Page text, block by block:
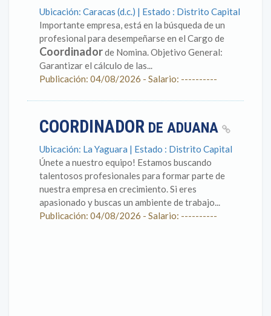
Ubicación: Caracas (d.c.) | Estado : Distrito Capital
Importante empresa, está en la búsqueda de un
profesional para desempeñarse en el Cargo de
Coordinadorde Nomina. Objetivo General:
Garantizar el cálculo de las...
Publicación: 04/08/2026 - Salario: ----------
COORDINADOR DE ADUANA
Ubicación: La Yaguara | Estado : Distrito Capital
Únete a nuestro equipo! Estamos buscando
talentosos profesionales para formar parte de
nuestra empresa en crecimiento. Si eres
apasionado y buscas un ambiente de trabajo...
Publicación: 04/08/2026 - Salario: ----------